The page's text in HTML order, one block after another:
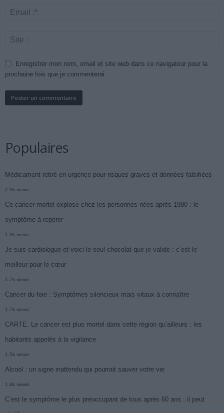
Enregistrer mon nom, email et site web dans ce navigateur pour la
prochaine fois que je commenterai.
Populaires
Médicament retiré en urgence pour risques graves et données falsifiées
2.9k views
Ce cancer mortel explose chez les personnes nées après 1980 : le
symptôme à repérer
1.9k views
Je suis cardiologue et voici le seul chocolat que je valide : c’est le
meilleur pour le cœur
1.7k views
Cancer du foie : Symptômes silencieux mais vitaux à connaître
1.7k views
CARTE. Le cancer est plus mortel dans cette région qu’ailleurs : les
habitants appelés à la vigilance
1.5k views
Alcool : un signe inattendu qui pourrait sauver votre vie
1.4k views
C’est le symptôme le plus préoccupant de tous après 60 ans : il peut